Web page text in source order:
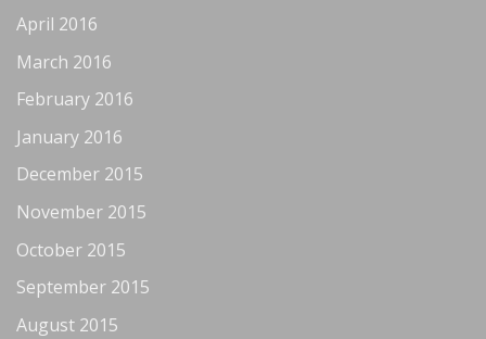
April 2016
March 2016
February 2016
January 2016
December 2015
November 2015
October 2015
September 2015
August 2015